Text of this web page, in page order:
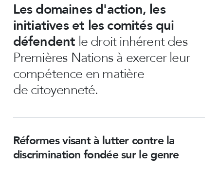
Les domaines d'action, les
initiatives et les comités qui
défendent le droit inhérent des
Premières Nations à exercer leur
compétence en matière
de citoyenneté.
Réformes visant à lutter contre la
discrimination fondée sur le genre